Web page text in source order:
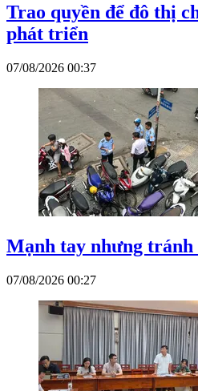
Trao quyền để đô thị
phát triển
07/08/2026 00:37
Mạnh tay nhưng
07/08/2026 00:27